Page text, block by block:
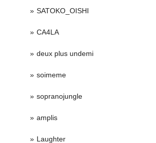
SATOKO_OISHI
CA4LA
deux plus undemi
soimeme
sopranojungle
amplis
Laughter